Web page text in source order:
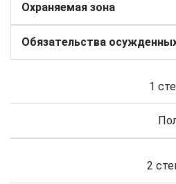
Охраняемая зона
Обязательства
1
2